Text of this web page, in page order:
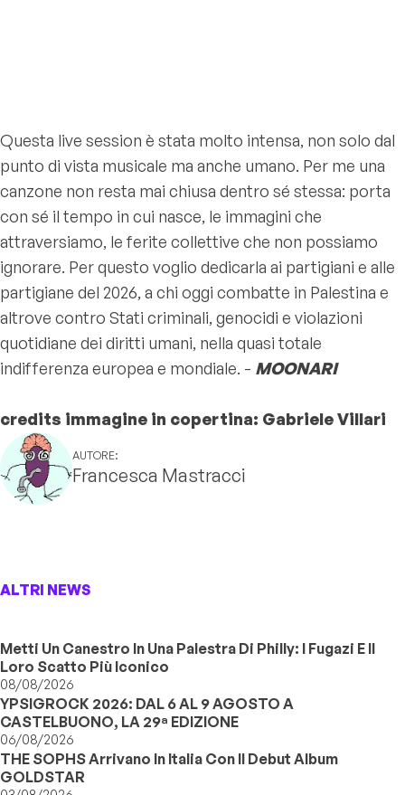
Questa live session è stata molto intensa, non solo dal
punto di vista musicale ma anche umano. Per me una
canzone non resta mai chiusa dentro sé stessa: porta
con sé il tempo in cui nasce, le immagini che
attraversiamo, le ferite collettive che non possiamo
ignorare. Per questo voglio dedicarla ai partigiani e alle
partigiane del 2026, a chi oggi combatte in Palestina e
altrove contro Stati criminali, genocidi e violazioni
quotidiane dei diritti umani, nella quasi totale
indifferenza europea e mondiale. - MOONARI
credits immagine in copertina: Gabriele Villari
AUTORE:
Francesca Mastracci
ALTRI NEWS
Metti Un Canestro In Una Palestra Di Philly: I Fugazi E Il
Loro Scatto Più Iconico
08/08/2026
YPSIGROCK 2026: DAL 6 AL 9 AGOSTO A
CASTELBUONO, LA 29ª EDIZIONE
06/08/2026
THE SOPHS Arrivano In Italia Con Il Debut Album
GOLDSTAR